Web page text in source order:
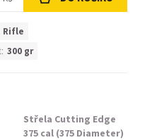
Rifle
300 gr
Střela Cutting Edge
375 cal (375 Diameter)